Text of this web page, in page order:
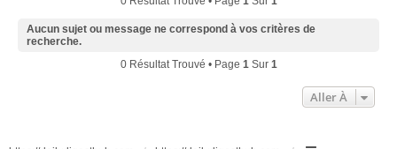
Aucun sujet ou message ne correspond à vos critères de
recherche.
0 Résultat Trouvé • Page 1Sur 1
Aller À